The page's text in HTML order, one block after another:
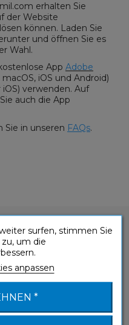
erhalten Sie
der Website
können. Laden Sie
und öffnen Sie es
Wahl.
App Adobe
iOS und Android)
verwenden. Auf
auch die App
in unseren FAQs.
zu einem unserer
surfen, stimmen Sie
um die
anpassen
*